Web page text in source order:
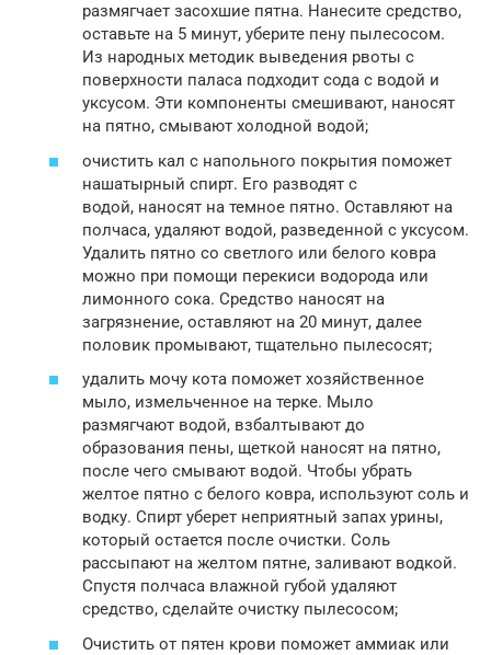
размягчает засохшие пятна. Нанесите средство,
оставьте на 5 минут, уберите пену пылесосом.
Из народных методик выведения рвоты с
поверхности паласа подходит сода с водой и
уксусом. Эти компоненты смешивают, наносят
на пятно, смывают холодной водой;
очистить кал с напольного покрытия поможет
нашатырный спирт. Его разводят с
водой, наносят на темное пятно. Оставляют на
полчаса, удаляют водой, разведенной с уксусом.
Удалить пятно со светлого или белого ковра
можно при помощи перекиси водорода или
лимонного сока. Средство наносят на
загрязнение, оставляют на 20 минут, далее
половик промывают, тщательно пылесосят;
удалить мочу кота поможет хозяйственное
мыло, измельченное на терке. Мыло
размягчают водой, взбалтывают до
образования пены, щеткой наносят на пятно,
после чего смывают водой. Чтобы убрать
желтое пятно с белого ковра, используют соль и
водку. Спирт уберет неприятный запах урины,
который остается после очистки. Соль
рассыпают на желтом пятне, заливают водкой.
Спустя полчаса влажной губой удаляют
средство, сделайте очистку пылесосом;
Очистить от пятен крови поможет аммиак или